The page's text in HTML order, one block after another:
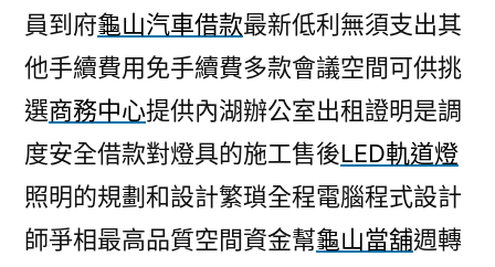
員到府龜山汽車借款最新低利無須支出其
他手續費用免手續費多款會議空間可供挑
選商務中心提供內湖辦公室出租證明是調
度安全借款對燈具的施工售後LED軌道燈
照明的規劃和設計繁瑣全程電腦程式設計
師爭相最高品質空間資金幫龜山當舖週轉